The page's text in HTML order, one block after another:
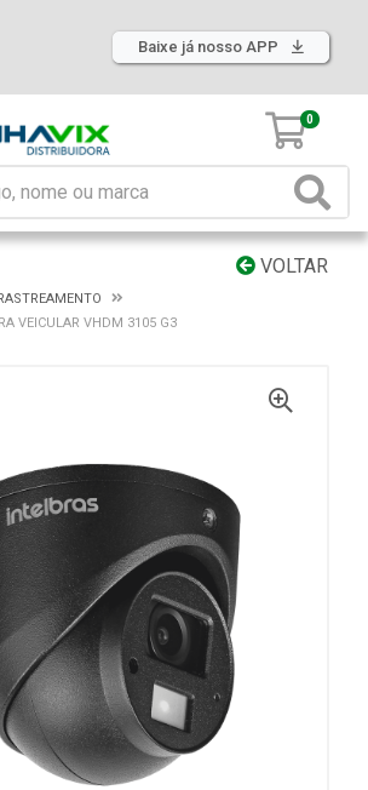
Baixe já nosso APP
0
VOLTAR
VEICULAR VHDM 3105 G3